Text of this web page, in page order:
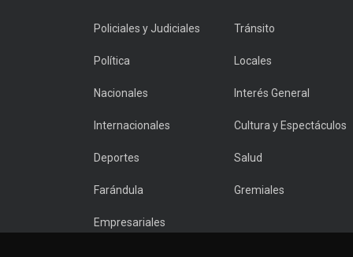
Policiales y Judiciales Tránsito
Política Locales
Nacionales Interés General
Internacionales Cultura y Espectáculos
Deportes Salud
Farándula Gremiales
Empresariales